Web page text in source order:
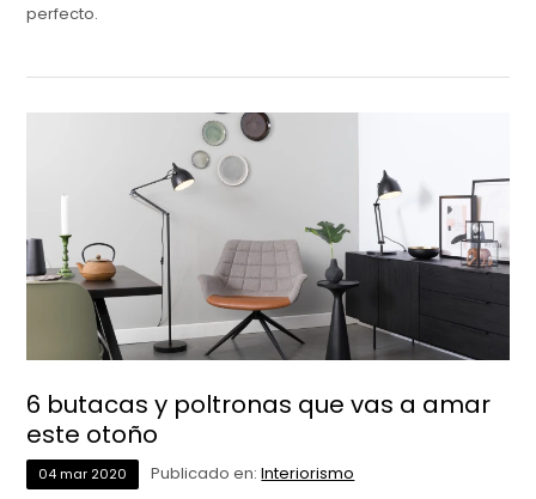
perfecto.
6 butacas y poltronas que vas a amar
este otoño
04 mar 2020 Publicado en:Interiorismo